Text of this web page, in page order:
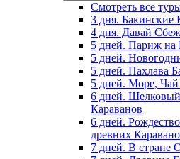
Смотреть все
3 дня. Бакинские
4 дня. Давай
5 дней. Париж на
5 дней.
5 дней. Пахлава
5 дней. Море,
6 дней.
Караванов
6 дней.
древних
7 дней. В стране